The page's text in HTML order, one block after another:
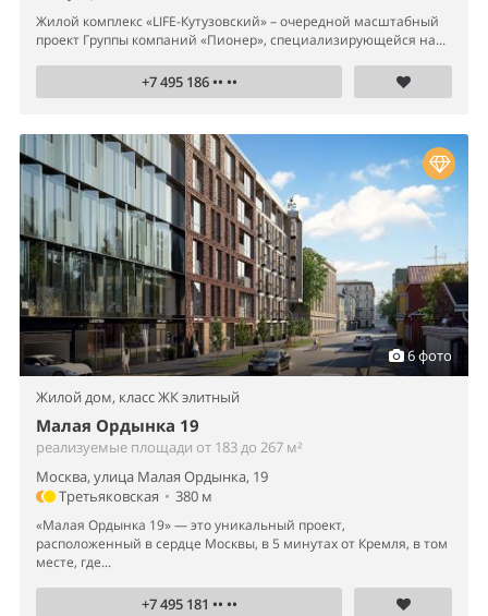
Жилой комплекс «LIFE-Кутузовский» – очередной масштабный
проект Группы компаний «Пионер», специализирующейся на...
+7 495 186 •• ••
6 фото
Жилой дом, класс ЖК элитный
Малая Ордынка 19
реализуемые площади от 183 до 267 м²
Москва, улица Малая Ордынка, 19
Третьяковская • 380 м
«Малая Ордынка 19» — это уникальный проект,
расположенный в сердце Москвы, в 5 минутах от Кремля, в том
месте, где...
+7 495 181 •• ••